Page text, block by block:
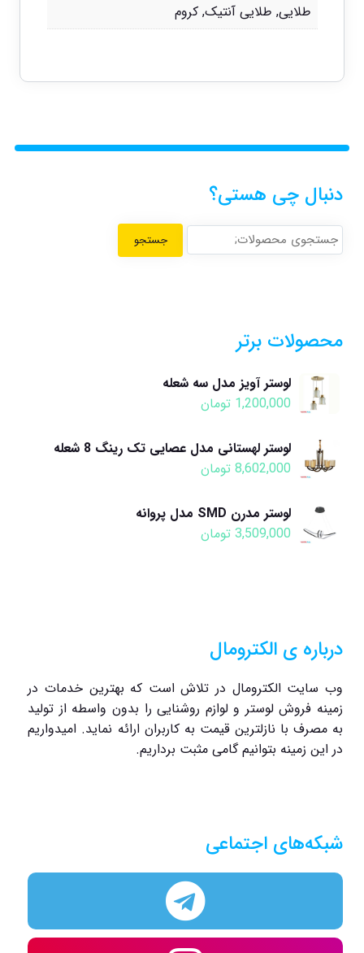
طلایی, طلایی آنتیک, کروم
دنبال چی هستی؟
جستجو
محصولات برتر
لوستر آویز مدل سه شعله
1,200,000 تومان
لوستر لهستانی مدل عصایی تک رینگ 8 شعله
8,602,000 تومان
لوستر مدرن SMD مدل پروانه
3,509,000 تومان
درباره ی الکترومال
وب سایت الکترومال در تلاش است که بهترین خدمات در
زمینه فروش لوستر و لوازم روشنایی را بدون واسطه از تولید
به مصرف با نازلترین قیمت به کاربران ارائه نماید. امیدواریم
در این زمینه بتوانیم گامی مثبت برداریم.
شبکه‌های اجتماعی